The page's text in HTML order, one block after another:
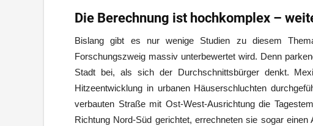
Die Berechnung ist hochkomplex –
Bislang gibt es nur wenige Studien zu diesem
Forschungszweig massiv unterbewertet wird. Denn
Stadt bei, als sich der Durchschnittsbürger denkt.
Hitzeentwicklung in urbanen Häuserschluchten
verbauten Straße mit Ost-West-Ausrichtung die
Richtung Nord-Süd gerichtet, errechneten sie sogar